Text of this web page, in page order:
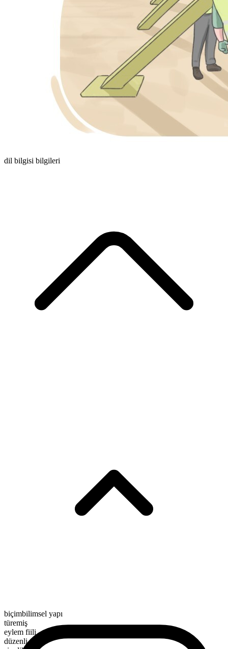
dil bilgisi bilgileri
biçimbilimsel yapı
türemiş
eylem fiili
düzenli